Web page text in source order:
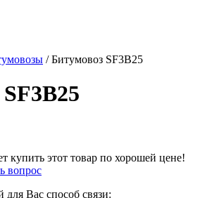
/ Битумовоз SF3B25
купить этот товар по хорошей цене!
вопрос
Вас способ связи: